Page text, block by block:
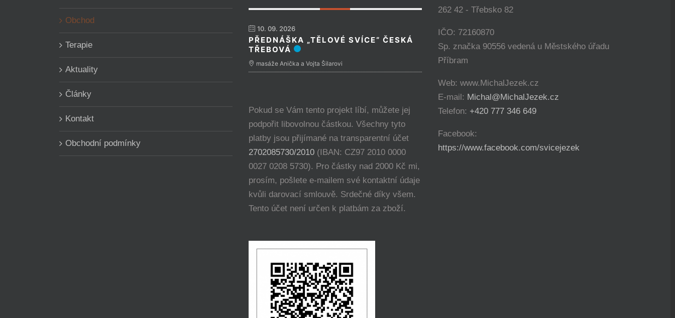
Obchod
Terapie
Aktuality
Články
Kontakt
Obchodní podmínky
10. 09. 2026
PŘEDNÁŠKA „TĚLOVÉ SVÍCE“ ČESKÁ
TŘEBOVÁ
masáže Anička a Vojta Šilarovi
Pokud se Vám tento projekt líbí, můžete jej
podpořit libovolnou částkou. Všechny tyto
platby jsou přijímané na transparentní účet
2702085730/2010(IBAN: CZ97 2010 0000
0027 0208 5730). Pro částky nad 2000 Kč mi,
prosím, pošlete e-mailem své kontaktní údaje
kvůli darovací smlouvě. Srdečné díky všem.
Tento účet není určen k platbám za zboží.
262 42 - Třebsko 82
IČO: 72160870
Sp. značka 90556 vedená u Městského úřadu
Příbram
Web: www.MichalJezek.cz
E-mail: Michal@MichalJezek.cz
Telefon: +420 777 346 649
Facebook:
https://www.facebook.com/svicejezek